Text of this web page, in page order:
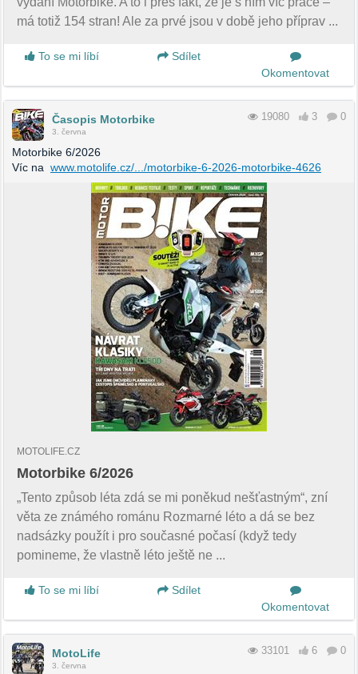
má totiž 154 stran! Ale za prvé jsou v době jeho příprav ...
To se mi líbí
Sdílet
Okomentovat
Časopis Motorbike
3. června
19080 3 0
Motorbike 6/2026
Víc na www.motolife.cz/.../motorbike-6-2026-motorbike-4626
MOTOLIFE.CZ
Motorbike 6/2026
„Tento způsob léta zdá se mi poněkud nešťastným“, zní
věta ze známého románu Rozmarné léto a dá se bez
nadsázky použít i pro současné počasí (když tedy
pomineme, že vlastně léto ještě ne ...
To se mi líbí
Sdílet
Okomentovat
MotoLife
3. června
33101 6 0